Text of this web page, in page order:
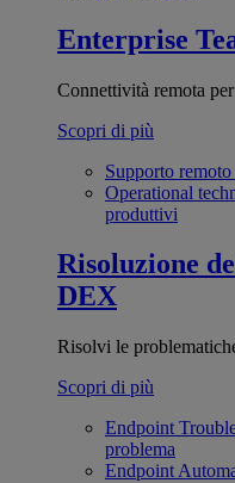
Enterprise
Connettività remota
Scopri di più
Supporto
Operational
produttivi
Risoluzione
DEX
Risolvi le
Scopri di più
Endpoint
problema
Endpoint